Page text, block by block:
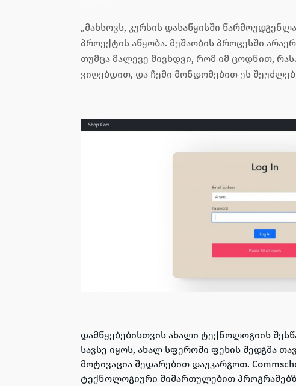
„მახსოვს, კურსის დასაწყისში
პროექტის აწყობა. მუშაობის პროცესში
თუმცა მალევე მივხდვი, რომ იმ ცოდნით,
ვიღებდით, და ჩემი მონდომებით ეს
დამწყებებისთვის ახალი ტექნოლოგიის
სავსე იყოს, ახალ სფეროში ფეხის შედგმა
მოტივაცია შედარებით დაუკარგოთ.
ტექნოლოგიური მიმართულებით